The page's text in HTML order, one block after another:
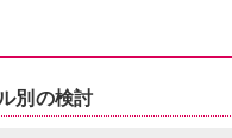
別の検討